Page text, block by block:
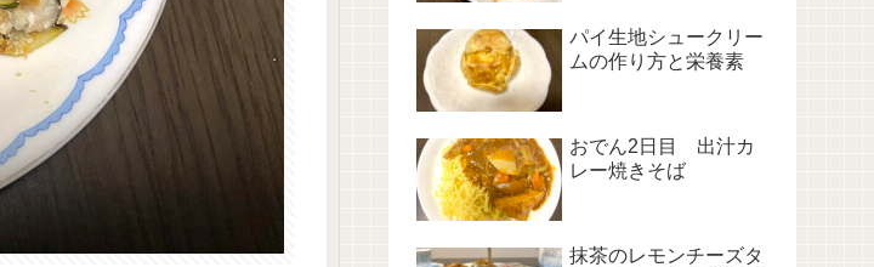
パイ生地シュークリー
ムの作り方と栄養素
おでん2日目 出汁カ
レー焼きそば
抹茶のレモンチーズタ